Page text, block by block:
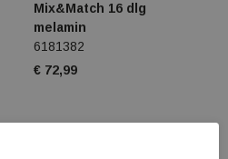
Mix&Match 16 dlg
melamin
6181382
€ 72,99